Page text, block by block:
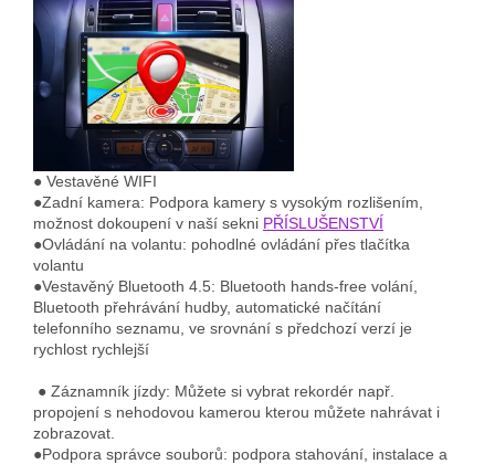
● Vestavěné WIFI
●Zadní kamera: Podpora kamery s vysokým rozlišením,
možnost dokoupení v naší sekni PŘÍSLUŠENSTVÍ
●Ovládání na volantu: pohodlné ovládání přes tlačítka
volantu
●Vestavěný Bluetooth 4.5: Bluetooth hands-free volání,
Bluetooth přehrávání hudby, automatické načítání
telefonního seznamu, ve srovnání s předchozí verzí je
rychlost rychlejší
● Záznamník jízdy: Můžete si vybrat rekordér např.
propojení s nehodovou kamerou kterou můžete nahrávat i
zobrazovat.
●Podpora správce souborů: podpora stahování, instalace a